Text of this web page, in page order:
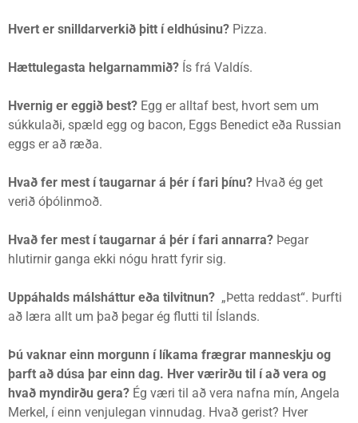
Hvert er snilldarverkið þitt í eldhúsinu? Pizza.
Hættulegasta helgarnammið? Ís frá Valdís.
Hvernig er eggið best? Egg er alltaf best, hvort sem um
súkkulaði, spæld egg og bacon, Eggs Benedict eða Russian
eggs er að ræða.
Hvað fer mest í taugarnar á þér í fari þínu? Hvað ég get
verið óþólinmoð.
Hvað fer mest í taugarnar á þér í fari annarra? Þegar
hlutirnir ganga ekki nógu hratt fyrir sig.
Uppáhalds málsháttur eða tilvitnun? „Þetta reddast“. Þurfti
að læra allt um það þegar ég flutti til Íslands.
Þú vaknar einn morgunn í líkama frægrar manneskju og
þarft að dúsa þar einn dag. Hver værirðu til í að vera og
hvað myndirðu gera? Ég væri til að vera nafna mín, Angela
Merkel, í einn venjulegan vinnudag. Hvað gerist? Hver